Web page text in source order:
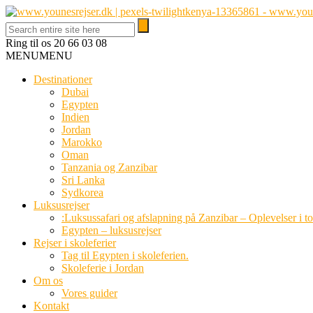
Ring til os 20 66 03 08
MENUMENU
Destinationer
Dubai
Egypten
Indien
Jordan
Marokko
Oman
Tanzania og Zanzibar
Sri Lanka
Sydkorea
Luksusrejser
:Luksussafari og afslapning på Zanzibar – Oplevelser i
Egypten – luksusrejser
Rejser i skoleferier
Tag til Egypten i skoleferien.
Skoleferie i Jordan
Om os
Vores guider
Kontakt